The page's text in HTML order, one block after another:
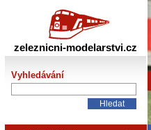
zeleznicni-modelarstvi.cz
Vyhledávání